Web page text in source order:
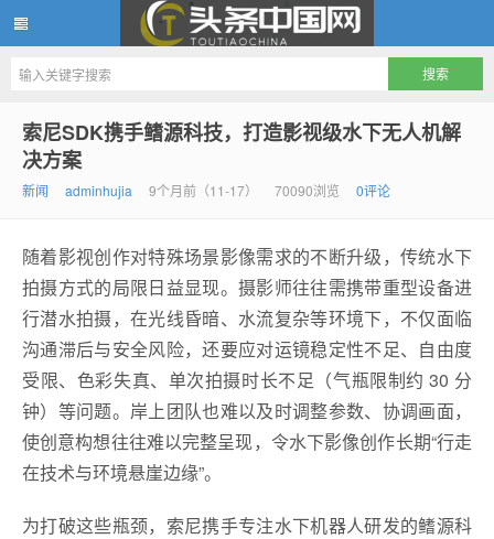
头条中国网
索尼SDK携手鳍源科技，打造影视级水下无人机解
决方案
新闻 adminhujia 9个月前（11-17） 70090浏览 0评论
随着影视创作对特殊场景影像需求的不断升级，传统水下
拍摄方式的局限日益显现。摄影师往往需携带重型设备进
行潜水拍摄，在光线昏暗、水流复杂等环境下，不仅面临
沟通滞后与安全风险，还要应对运镜稳定性不足、自由度
受限、色彩失真、单次拍摄时长不足（气瓶限制约 30 分
钟）等问题。岸上团队也难以及时调整参数、协调画面，
使创意构想往往难以完整呈现，令水下影像创作长期“行走
在技术与环境悬崖边缘”。
为打破这些瓶颈，索尼携手专注水下机器人研发的鳍源科